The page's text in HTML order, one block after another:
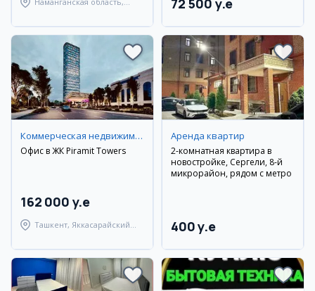
72 500 y.e
Коммерческая недвижимость
Офис в ЖК Piramit Towers
162 000 y.e
Ташкент, Яккасарайский
Аренда квартир
2-комнатная квартира в
новостройке, Сергели, 8-й
микрорайон, рядом с метро
400 y.e